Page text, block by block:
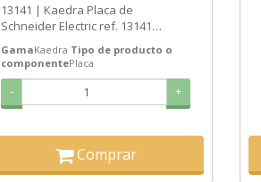
SEMANAS]
13141 | Kaedra Placa de
Schneider Electric ref. 13141
de...
GamaKaedra Tipo de producto o
componentePlaca
- +
Comprar